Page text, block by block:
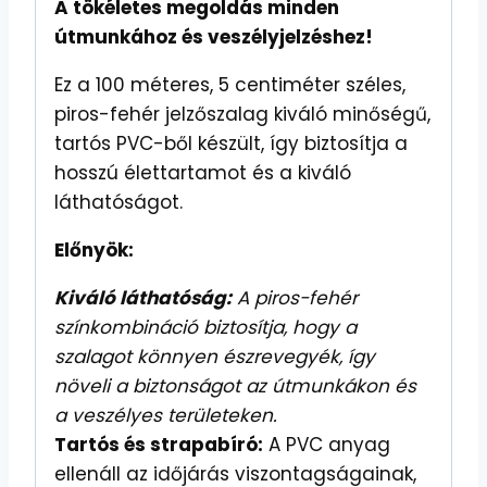
A tökéletes megoldás minden
útmunkához és veszélyjelzéshez!
Ez a 100 méteres, 5 centiméter széles,
piros-fehér jelzőszalag kiváló minőségű,
tartós PVC-ből készült, így biztosítja a
hosszú élettartamot és a kiváló
láthatóságot.
Előnyök:
Kiváló láthatóság:A piros-fehér
színkombináció biztosítja, hogy a
szalagot könnyen észrevegyék, így
növeli a biztonságot az útmunkákon és
a veszélyes területeken.
Tartós és strapabíró: A PVC anyag
ellenáll az időjárás viszontagságainak,